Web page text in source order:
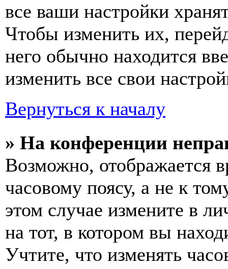
все ваши настройки
Чтобы изменить их,
него обычно находится
изменить все свои
Вернуться к началу
» На конференции
Возможно, отображается
часовому поясу, а не к
этом случае измените в
на тот, в котором вы
Учтите, что изменять